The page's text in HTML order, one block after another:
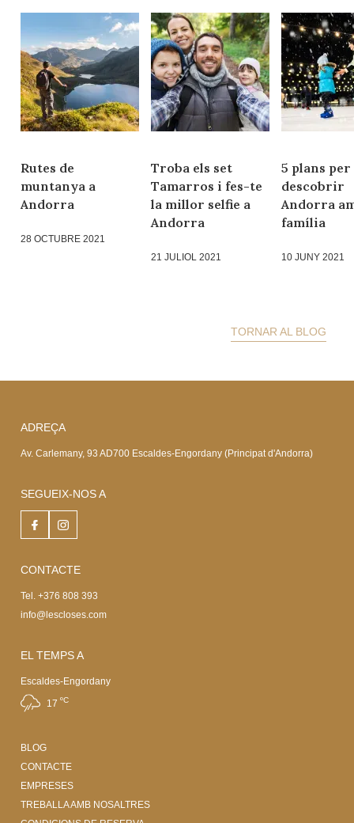
Rutes de
muntanya a
Andorra
28 OCTUBRE 2021
Troba els set
Tamarros i fes-te
la millor selfie a
Andorra
21 JULIOL 2021
5 plans per
descobrir
Andorra
família
10 JUNY 2021
TORNAR AL BLOG
ADREÇA
Av. Carlemany, 93 AD700 Escaldes-Engordany (Principat d'Andorra)
SEGUEIX-NOS A
CONTACTE
Tel. +376 808 393
info@lescloses.com
EL TEMPS A
Escaldes-Engordany
17 ºC
BLOG
CONTACTE
EMPRESES
TREBALLA AMB NOSALTRES